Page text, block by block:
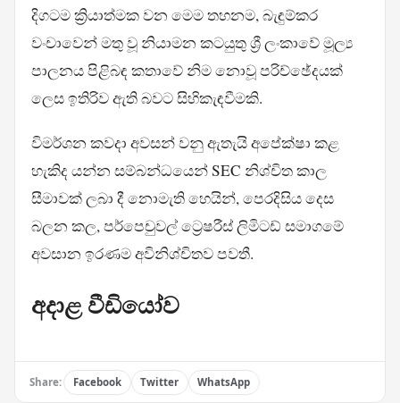
දිගටම ක්‍රියාත්මක වන මෙම තහනම, බැඳුම්කර
වංචාවෙන් මතු වූ නියාමන කටයුතු ශ්‍රී ලංකාවේ මූල්‍ය
පාලනය පිළිබඳ කතාවේ නිම නොවූ පරිච්ඡේදයක්
ලෙස ඉතිරිව ඇති බවට සිහිකැඳවීමකි.
විමර්ශන කවදා අවසන් වනු ඇතැයි අපේක්ෂා කළ
හැකිද යන්න සම්බන්ධයෙන් SEC නිශ්චිත කාල
සීමාවක් ලබා දී නොමැති හෙයින්, පෙරදිසිය දෙස
බලන කල, පර්පෙචුවල් ට්‍රෙෂරීස් ලිමිටඩ් සමාගමේ
අවසාන ඉරණම අවිනිශ්චිතව පවතී.
අදාළ වීඩියෝව
Share: Facebook Twitter WhatsApp